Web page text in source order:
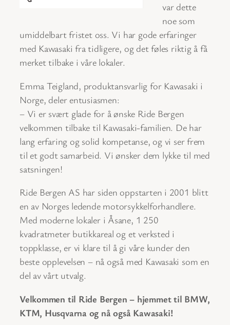
var dette
noe som
umiddelbart fristet oss. Vi har gode erfaringer
med Kawasaki fra tidligere, og det føles riktig å få
merket tilbake i våre lokaler.
Emma Teigland, produktansvarlig for Kawasaki i
Norge, deler entusiasmen:
– Vi er svært glade for å ønske Ride Bergen
velkommen tilbake til Kawasaki-familien. De har
lang erfaring og solid kompetanse, og vi ser frem
til et godt samarbeid. Vi ønsker dem lykke til med
satsningen!
Ride Bergen AS har siden oppstarten i 2001 blitt
en av Norges ledende motorsykkelforhandlere.
Med moderne lokaler i Åsane, 1 250
kvadratmeter butikkareal og et verksted i
toppklasse, er vi klare til å gi våre kunder den
beste opplevelsen – nå også med Kawasaki som en
del av vårt utvalg.
Velkommen til Ride Bergen – hjemmet til BMW,
KTM, Husqvarna og nå også Kawasaki!